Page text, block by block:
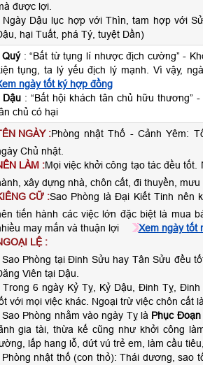
được lợi.
Ngày Dậu lục hợp với Thìn, tam hợp với
hại Tuất, phá Tý, tuyệt Dần)
Quý: “Bất từ tụng lí nhược địch cường” -
tụng, ta lý yếu địch lý mạnh. Vì vậy,
ngày tốt ký hợp đồng
Dậu: “Bất hội khách tân chủ hữu thương”
chủ có hại
NGÀY :Phòng nhật Thố - Cảnh Yêm:
Chủ nhật.
LÀM :Mọi việc khởi công tạo tác đều
xây dựng nhà, chôn cất, đi thuyền,
CỮ :Sao Phòng là Đại Kiết Tinh nên
tiến hành các việc lớn đặc biệt là mua
may mắn và thuận lợi
Xem ngày tốt
LỆ :
Sao Phòng tại Đinh Sửu hay Tân Sửu đều
Viên tại Dậu.
Trong 6 ngày Kỷ Tỵ, Kỷ Dậu, Đinh Tỵ,
với mọi việc khác. Ngoại trừ việc chôn cất
Sao Phòng nhằm vào ngày Tỵ là Phục Đoạn
gia tài, thừa kế cũng như khởi công
lấp hang lỗ, dứt vú trẻ em, làm cầu
Phòng nhật thố (con thỏ): Thái dương, sao